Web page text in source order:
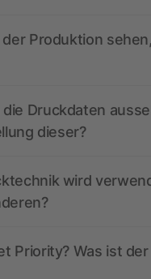
der Produktion
Druckdaten
dieser?
wird
Priority? Was ist